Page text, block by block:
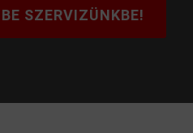
SZERVIZÜNKBE!